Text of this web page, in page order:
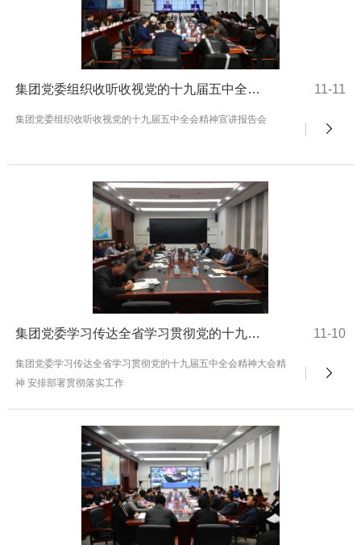
集团党委组织收听收视党的十九届五中全会精神宣讲报告会 11-11
集团党委组织收听收视党的十九届五中全会精神宣讲报告会
集团党委学习传达全省学习贯彻党的十九届五中全会精神大会精神 安排部署贯彻落实工作 11-10
集团党委学习传达全省学习贯彻党的十九届五中全会精神大会精
神 安排部署贯彻落实工作